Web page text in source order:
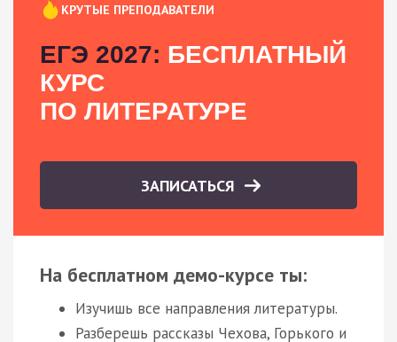
КРУТЫЕ ПРЕПОДАВАТЕЛИ
ЕГЭ 2027: БЕСПЛАТНЫЙ
КУРС
ПО ЛИТЕРАТУРЕ
ЗАПИСАТЬСЯ
На бесплатном демо-курсе ты:
Изучишь все направления литературы.
Разберешь рассказы Чехова, Горького и